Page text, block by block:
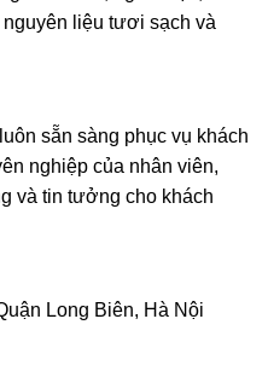
liệu tươi sạch và
sẵn sàng phục vụ khách
nghiệp của nhân viên,
và tin tưởng cho khách
Long Biên, Hà Nội